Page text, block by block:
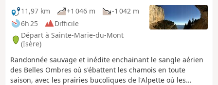
11,97 km
+1 046 m
-1 042 m
6h 25
Difficile
Départ à Sainte-Marie-du-Mont
(Isère)
Randonnée sauvage et inédite enchainant le sangle aérien
des Belles Ombres où s'ébattent les chamois en toute
saison, avec les prairies bucoliques de l'Alpette où les